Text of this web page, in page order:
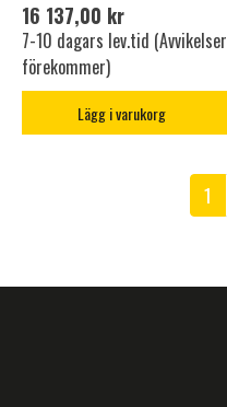
16 137,00 kr
7-10 dagars lev.tid (Avvikelser
förekommer)
Lägg i varukorg
1